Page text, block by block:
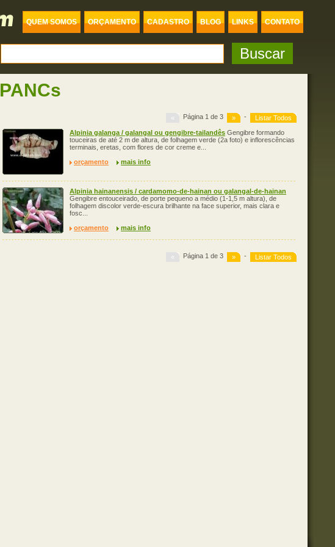
QUEM SOMOS ORÇAMENTO CADASTRO BLOG LINKS CONTATO
PANCs
Listar Todos
-
»
Página 1 de 3
«
Alpinia galanga / galangal ou gengibre-tailandês Gengibre formando
touceiras de até 2 m de altura, de folhagem verde (2a foto) e inflorescências
terminais, eretas, com flores de cor creme e...
orçamento
mais info
Alpinia hainanensis / cardamomo-de-hainan ou galangal-de-hainan
Gengibre entouceirado, de porte pequeno a médio (1-1,5 m altura), de
folhagem discolor verde-escura brilhante na face superior, mais clara e
fosc...
orçamento
mais info
Listar Todos
-
»
Página 1 de 3
«